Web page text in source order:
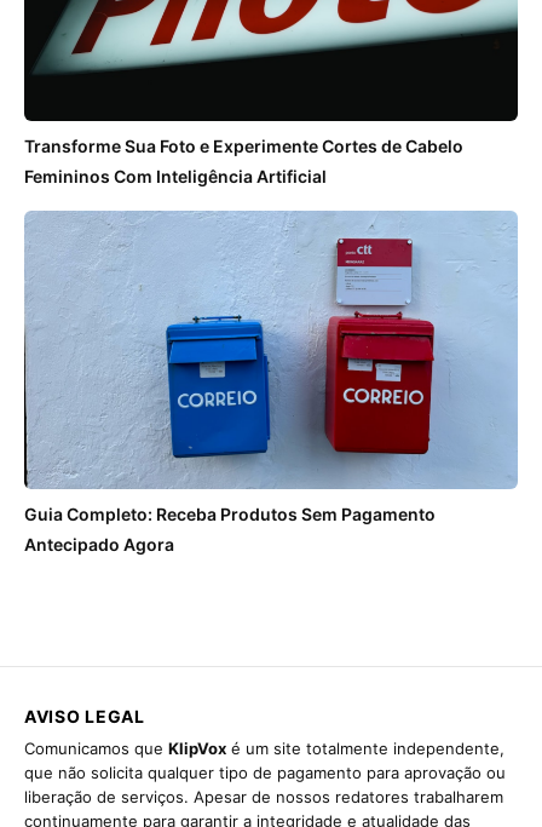
Transforme Sua Foto e Experimente Cortes de Cabelo
Femininos Com Inteligência Artificial
Guia Completo: Receba Produtos Sem Pagamento
Antecipado Agora
AVISO LEGAL
Comunicamos que KlipVox é um site totalmente independente,
que não solicita qualquer tipo de pagamento para aprovação ou
liberação de serviços. Apesar de nossos redatores trabalharem
continuamente para garantir a integridade e atualidade das